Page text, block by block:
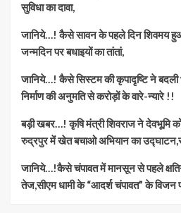
सुविधा का दावा,
जानिये…! कैसे सावन के पहले दिन शिवमय हुआ
जन्मदिन पर बधाइयों का तांतां,
जानिये…! कैसे सिस्टम की कृपादृष्टि ने
निर्माण की अनुमति से करोड़ों के वारे-न्यारे !!
बड़ी खबर…! कृषि मंत्री शिवराज ने देवभूमि को
रुद्रपुर में खेत बचाओ अभियान का
जानिये…!कैसे चंपावत में मानसून से पहले
तेज,सीएम धामी के “आदर्श चंपावत” के विजन